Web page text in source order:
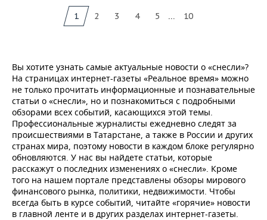
1 2 3 4 5 ... 10
Вы хотите узнать самые актуальные новости о «снесли»?
На страницах интернет-газеты «Реальное время» можно
не только прочитать информационные и познавательные
статьи о «снесли», но и познакомиться с подробными
обзорами всех событий, касающихся этой темы.
Профессиональные журналисты ежедневно следят за
происшествиями в Татарстане, а также в России и других
странах мира, поэтому новости в каждом блоке регулярно
обновляются. У нас вы найдете статьи, которые
расскажут о последних изменениях о «снесли». Кроме
того на нашем портале представлены обзоры мирового
финансового рынка, политики, недвижимости. Чтобы
всегда быть в курсе событий, читайте «горячие» новости
в главной ленте и в других разделах интернет-газеты.